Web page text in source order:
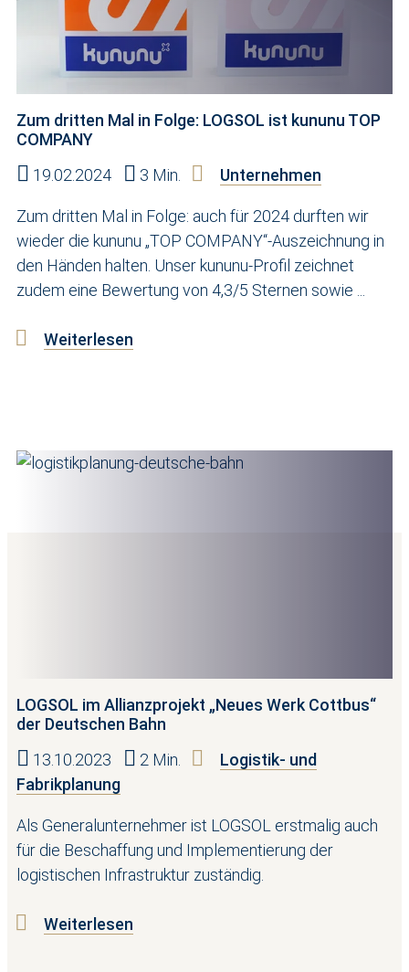
Zum dritten Mal in Folge: LOGSOL ist kununu TOP
COMPANY
19.02.2024
3 Min. Unternehmen
Zum dritten Mal in Folge: auch für 2024 durften wir
wieder die kununu „TOP COMPANY“-Auszeichnung in
den Händen halten. Unser kununu-Profil zeichnet
zudem eine Bewertung von 4,3/5 Sternen sowie ...
Weiterlesen
LOGSOL im Allianzprojekt „Neues Werk Cottbus“
der Deutschen Bahn
13.10.2023
2 Min.
Logistik- und
Fabrikplanung
Als Generalunternehmer ist LOGSOL erstmalig auch
für die Beschaffung und Implementierung der
logistischen Infrastruktur zuständig.
Weiterlesen